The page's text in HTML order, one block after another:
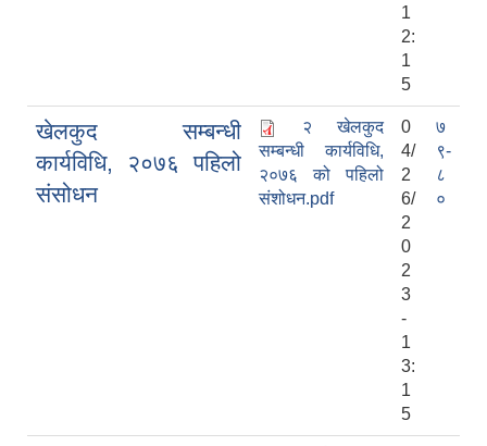
1
2:
1
5
खेलकुद सम्बन्धी
कार्यविधि, २०७६ पहिलो
संसोधन
२ खेलकुद
सम्बन्धी कार्यविधि,
२०७६ को पहिलो
संशोधन.pdf
0
4/
2
6/
2
0
2
3
-
1
3:
1
5
७
९-
८
०